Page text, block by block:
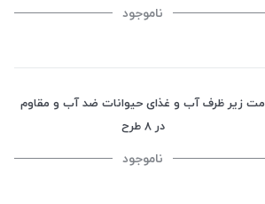
ناموجود
مت زیر ظرف آب و غذای حیوانات ضد آب و مقاوم
در 8 طرح
ناموجود